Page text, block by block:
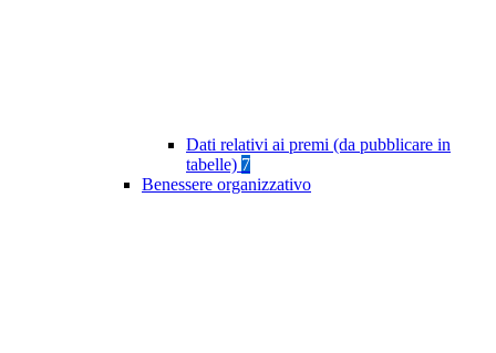
Dati relativi ai premi (da pubblicare in
tabelle) 7
Benessere organizzativo